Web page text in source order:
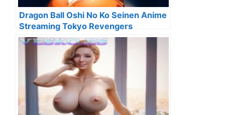
Dragon Ball Oshi No Ko Seinen Anime
Streaming Tokyo Revengers